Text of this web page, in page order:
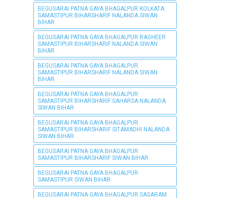
BEGUSARAI PATNA GAYA BHAGALPUR KOLKATA
SAMASTIPUR BIHARSHARIF NALANDA SIWAN
BIHAR
BEGUSARAI PATNA GAYA BHAGALPUR RAGHEER
SAMASTIPUR BIHARSHARIF NALANDA SIWAN
BIHAR
BEGUSARAI PATNA GAYA BHAGALPUR
SAMASTIPUR BIHARSHARIF NALANDA SIWAN
BIHAR
BEGUSARAI PATNA GAYA BHAGALPUR
SAMASTIPUR BIHARSHARIF SAHARSA NALANDA
SIWAN BIHAR
BEGUSARAI PATNA GAYA BHAGALPUR
SAMASTIPUR BIHARSHARIF SITAMADHI NALANDA
SIWAN BIHAR
BEGUSARAI PATNA GAYA BHAGALPUR
SAMASTIPUR BIHARSHARIF SIWAN BIHAR
BEGUSARAI PATNA GAYA BHAGALPUR
SAMASTIPUR SIWAN BIHAR
BEGUSARAI PATNA GAYA BHAGALPUR SASARAM